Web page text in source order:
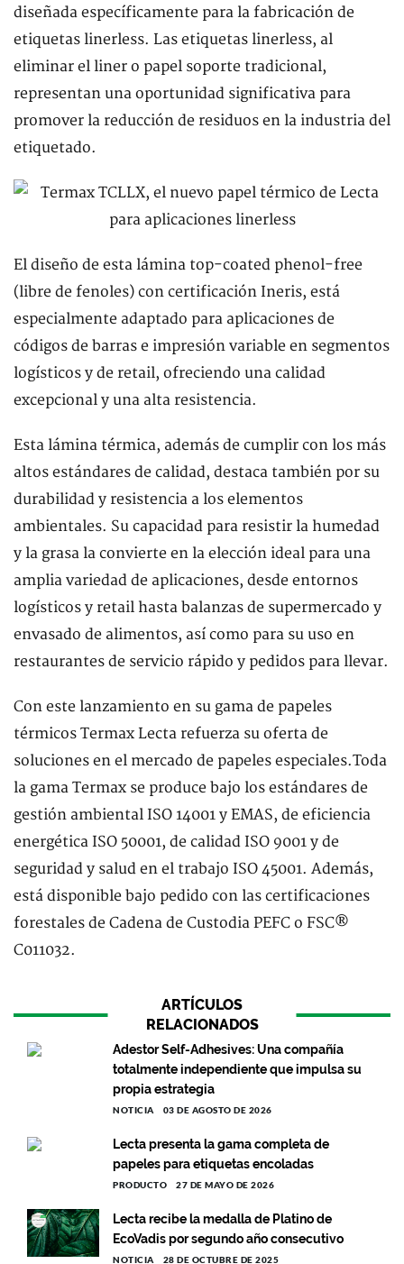
diseñada específicamente para la fabricación de
etiquetas linerless. Las etiquetas linerless, al
eliminar el liner o papel soporte tradicional,
representan una oportunidad significativa para
promover la reducción de residuos en la industria del
etiquetado.
El diseño de esta lámina top-coated phenol-free
(libre de fenoles) con certificación Ineris, está
especialmente adaptado para aplicaciones de
códigos de barras e impresión variable en segmentos
logísticos y de retail, ofreciendo una calidad
excepcional y una alta resistencia.
Esta lámina térmica, además de cumplir con los más
altos estándares de calidad, destaca también por su
durabilidad y resistencia a los elementos
ambientales. Su capacidad para resistir la humedad
y la grasa la convierte en la elección ideal para una
amplia variedad de aplicaciones, desde entornos
logísticos y retail hasta balanzas de supermercado y
envasado de alimentos, así como para su uso en
restaurantes de servicio rápido y pedidos para llevar.
Con este lanzamiento en su gama de papeles
térmicos Termax Lecta refuerza su oferta de
soluciones en el mercado de papeles especiales.Toda
la gama Termax se produce bajo los estándares de
gestión ambiental ISO 14001 y EMAS, de eficiencia
energética ISO 50001, de calidad ISO 9001 y de
seguridad y salud en el trabajo ISO 45001. Además,
está disponible bajo pedido con las certificaciones
forestales de Cadena de Custodia PEFC o FSC®
C011032.
ARTÍCULOS
RELACIONADOS
Adestor Self-Adhesives: Una compañía
totalmente independiente que impulsa su
propia estrategia
NOTICIA 03 DE AGOSTO DE 2026
Lecta presenta la gama completa de
papeles para etiquetas encoladas
PRODUCTO 27 DE MAYO DE 2026
Lecta recibe la medalla de Platino de
EcoVadis por segundo año consecutivo
NOTICIA 28 DE OCTUBRE DE 2025